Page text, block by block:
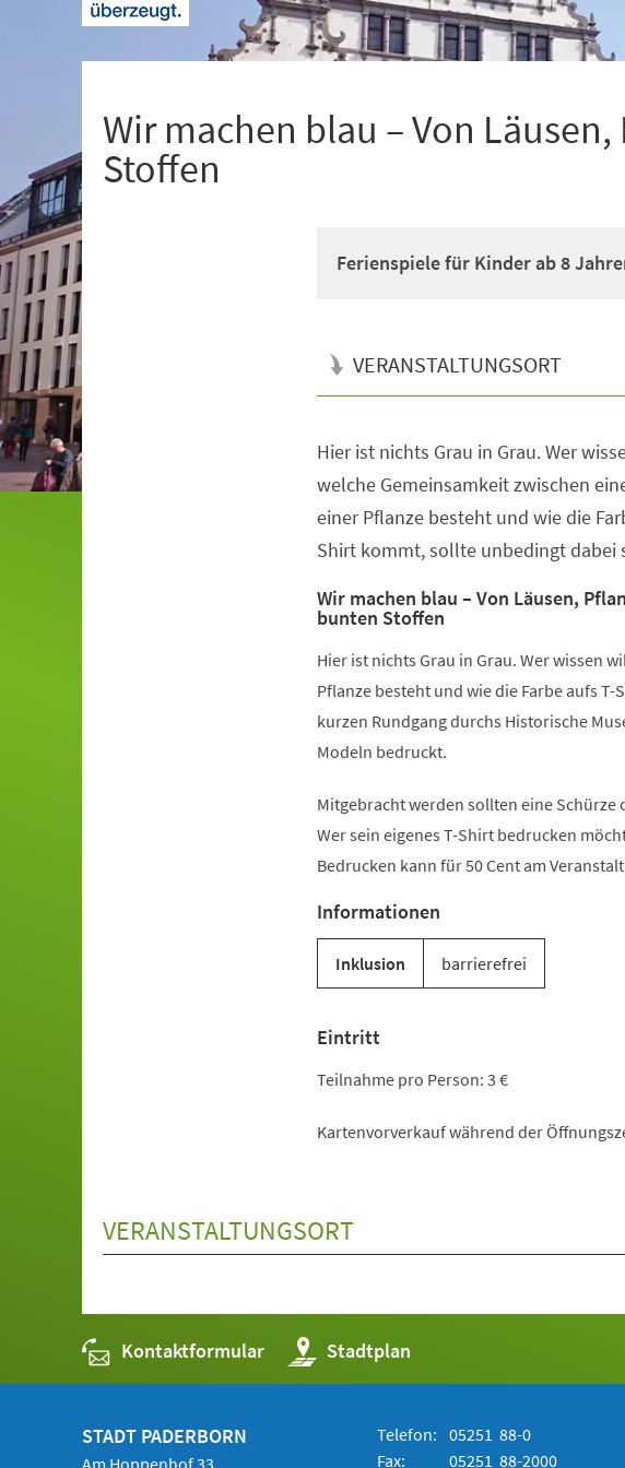
Wir machen blau – Von
Stoffen
Ferienspiele für Kinder ab 8
VERANSTALTUNGSORT
Hier ist nichts Grau in Grau. Wer
welche Gemeinsamkeit zwischen
einer Pflanze besteht und wie die
Shirt kommt, sollte unbedingt dabei
Wir machen blau – Von Läusen,
bunten Stoffen
Hier ist nichts Grau in Grau. Wer wissen
Pflanze besteht und wie die Farbe aufs
kurzen Rundgang durchs Historische
Modeln bedruckt.
Mitgebracht werden sollten eine
Wer sein eigenes T-Shirt bedrucken
Bedrucken kann für 50 Cent am
Informationen
Inklusion barrierefrei
Eintritt
Teilnahme pro Person: 3 €
Kartenvorverkauf während der
VERANSTALTUNGSORT
Kontaktformular Stadtplan
(Öffnet
in
einem
STADT PADERBORN
Am Hoppenhof 33
Telefon: 05251 88-0
Fax:
05251 88-2000